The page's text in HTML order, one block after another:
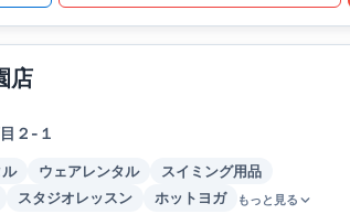
店
２-１
ウェアレンタル
スイミング用品
スタジオレッスン ホットヨガ もっと見る